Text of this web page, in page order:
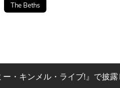
The Beths
ー・キンメル・ライブ!』で披